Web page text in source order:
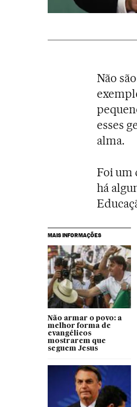
Não
esses
alma.
Foi um
há
MAIS INFORMAÇÕES
Não armar o povo: a
melhor forma de
evangélicos
mostrarem que
seguem Jesus